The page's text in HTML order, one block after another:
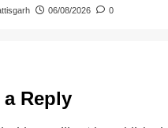
06/08/2026 0
a Reply